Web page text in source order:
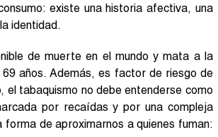
existe una historia afectiva, una
identidad.
de muerte en el mundo y mata a la
años. Además, es factor de riesgo de
el tabaquismo no debe entenderse como
por recaídas y por una compleja
de aproximarnos a quienes fuman: